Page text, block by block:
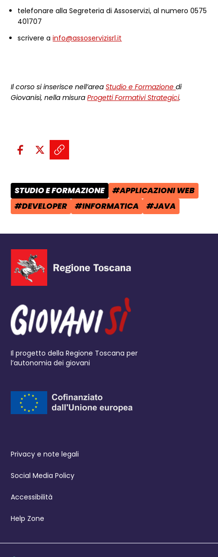
telefonare alla Segreteria di Assoservizi, al numero 0575
401707
scrivere ainfo@assoservizisrl.it
Il corso si inserisce nell’areaStudio e Formazionedi
Giovanisì, nella misuraProgetti Formativi Strategici.
Condividi sui social:
Condividi su Facebook - apre
Condividi su X - apre una
Copia il link e condividi -
CATEGORIA POST:
STUDIO E FORMAZIONE TAG:
#APPLICAZIONI WEB
TAG:
#DEVELOPER TAG:
#INFORMATICA TAG:
#JAVA
Il progetto della Regione Toscana per
l’autonomia dei giovani
Privacy e note legali
Social Media Policy
Accessibilità
Help Zone